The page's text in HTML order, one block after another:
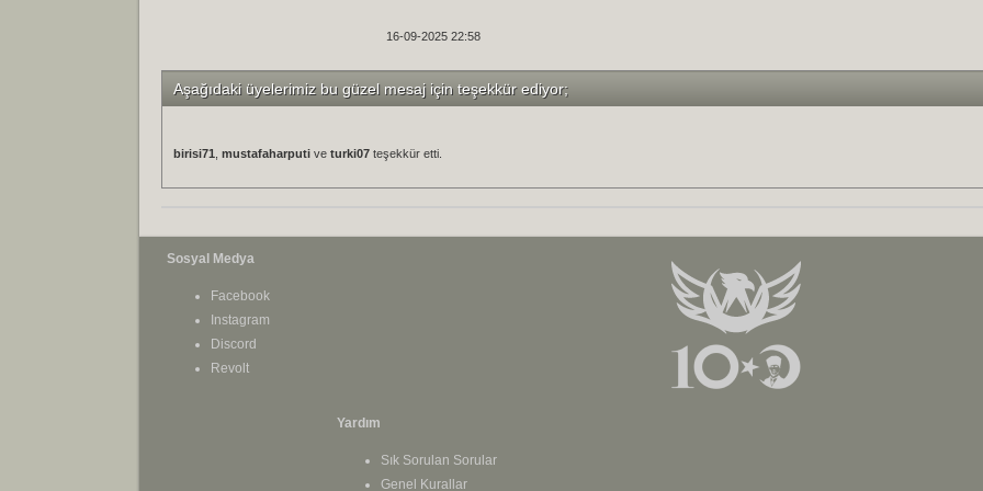
16-09-2025 22:58
Aşağıdaki üyelerimiz bu güzel mesaj için teşekkür ediyor;
birisi71 mustafaharputi ve turki07 teşekkür etti.
Sosyal Medya
Facebook
Instagram
Discord
Revolt
Yardım
Sık Sorulan Sorular
Genel Kurallar